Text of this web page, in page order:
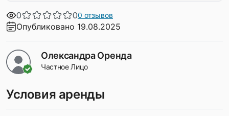
0 00 отзывов
Опубликовано 19.08.2025
Олександра Оренда
Частное Лицо
Условия аренды